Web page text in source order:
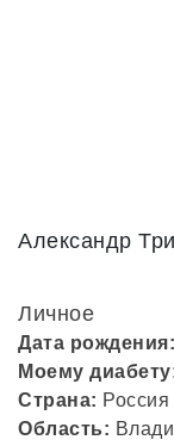
Александр
Личное
Дата рождения:
Моему
Страна: Россия
Область: